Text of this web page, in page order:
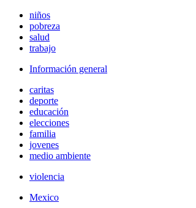
niños
pobreza
salud
trabajo
Información general
caritas
deporte
educación
elecciones
familia
jovenes
medio ambiente
violencia
Mexico